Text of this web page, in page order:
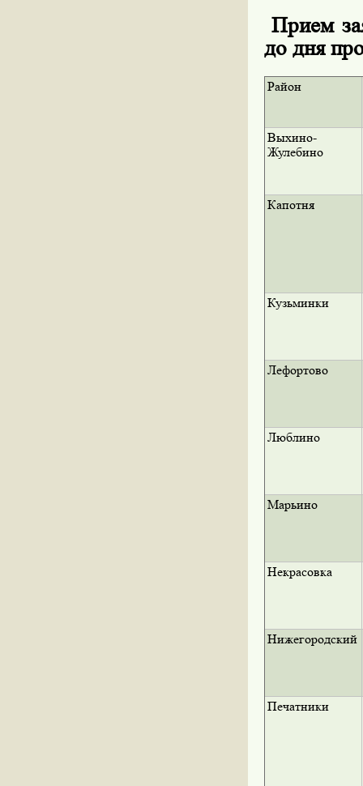
Прием
до дня
Район
Выхино-
Жулебино
Капотня
Кузьминки
Лефортово
Люблино
Марьино
Некрасовка
Нижегородский
Печатники